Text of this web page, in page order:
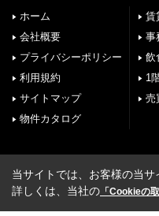
ホーム
会社概要
プライバシーポリシー
利用規約
サイトマップ
物件カタログ
賃
事
飲
1
売
当サイトでは、お客様の当
詳しくは、当社の 「Cookieの